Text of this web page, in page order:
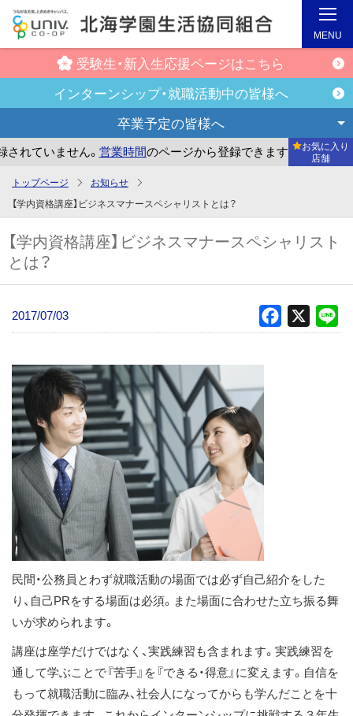
テ
受験生・新入生応援ページはこちら
インターンシップ・就職活動中の皆様へ
卒業予定の皆様へ
ていません。営業時間のページから登録できます。 まだ
お気に入り
店舗
MENU
トップページ
お知らせ
【学内資格講座】ビジネスマナースペシャリストとは？
【学内資格講座】ビジネスマナースペシャリスト
とは？
2017/07/03 Facebook
民間・公務員とわず就職活動の場面では必ず自己紹介をした
り、自己PRをする場面は必須。また場面に合わせた立ち振る舞
いが求められます。
講座は座学だけではなく、実践練習も含まれます。実践練習を
通して学ぶことで『苦手』を『できる・得意』に変えます。自信を
もって就職活動に臨み、社会人になってからも学んだことを十